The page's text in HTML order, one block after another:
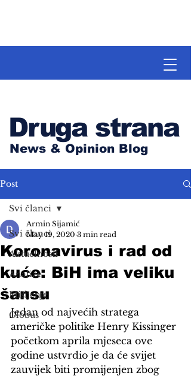
Druga strana
News & Opinion Blog
Post
Svi članci
Aktuelnosti
Analize
Mišljenje
Globus
Svi članci
Koronavirus i rad od
kuće: BiH ima veliku
šansu
Armin Sijamić
May 19, 2020 3 min read
Jedan od najvećih stratega
američke politike Henry Kissinger
početkom aprila mjeseca ove
godine ustvrdio je da će svijet
zauvijek biti promijenjen zbog